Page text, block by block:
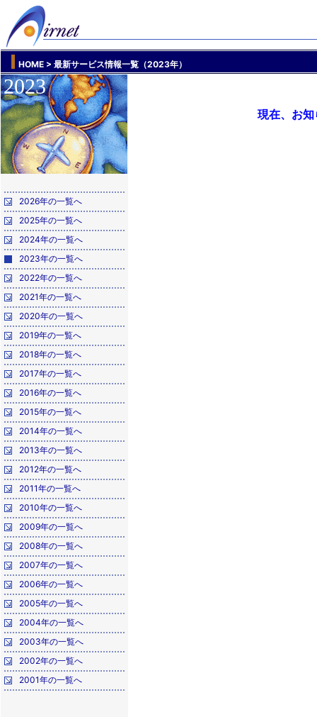
HOME > 最新サービス情報一覧（2023年）
2023
2026年の一覧へ
2025年の一覧へ
2024年の一覧へ
2023年の一覧へ
2022年の一覧へ
2021年の一覧へ
2020年の一覧へ
2019年の一覧へ
2018年の一覧へ
2017年の一覧へ
2016年の一覧へ
2015年の一覧へ
2014年の一覧へ
2013年の一覧へ
2012年の一覧へ
2011年の一覧へ
2010年の一覧へ
2009年の一覧へ
2008年の一覧へ
2007年の一覧へ
2006年の一覧へ
2005年の一覧へ
2004年の一覧へ
2003年の一覧へ
2002年の一覧へ
2001年の一覧へ
現在、お